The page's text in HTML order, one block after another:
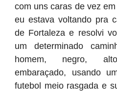
com uns caras de vez
eu estava voltando pra
de Fortaleza e resolvi
um determinado
homem, negro,
embaraçado, usando
futebol meio rasgada e